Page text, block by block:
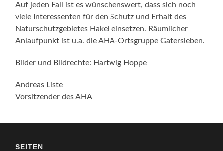
Auf jeden Fall ist es wünschenswert, dass sich noch
viele Interessenten für den Schutz und Erhalt des
Naturschutzgebietes Hakel einsetzen. Räumlicher
Anlaufpunkt ist u.a. die AHA-Ortsgruppe Gatersleben.
Bilder und Bildrechte: Hartwig Hoppe
Andreas Liste
Vorsitzender des AHA
SEITEN